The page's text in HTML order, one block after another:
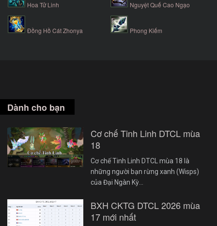
Hoa Tử Linh Nguyệt Quế Cao Ngạo
Đồng Hồ Cát Zhonya Phong Kiếm
Dành cho bạn
Cơ chế Tinh Linh DTCL mùa
18
Cơ chế Tinh Linh DTCL mùa 18 là
những người bạn rừng xanh (Wisps)
của Đại Ngàn Kỳ…
BXH CKTG DTCL 2026 mùa
17 mới nhất